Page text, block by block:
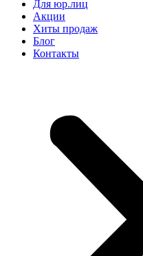
Для юр.лиц
Акции
Хиты продаж
Блог
Контакты